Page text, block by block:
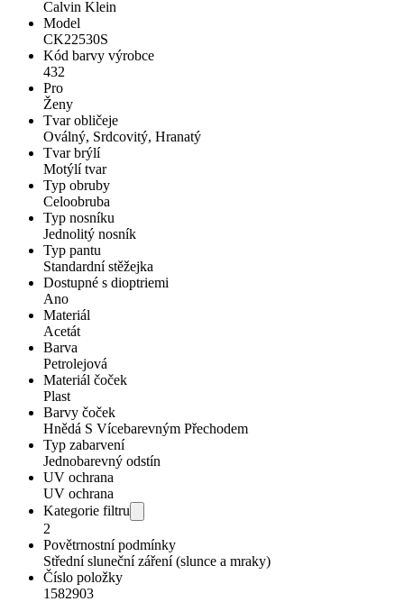
Calvin Klein
Model
CK22530S
Kód barvy výrobce
432
Pro
Ženy
Tvar obličeje
Oválný, Srdcovitý, Hranatý
Tvar brýlí
Motýlí tvar
Typ obruby
Celoobruba
Typ nosníku
Jednolitý nosník
Typ pantu
Standardní stěžejka
Dostupné s dioptriemi
Ano
Materiál
Acetát
Barva
Petrolejová
Materiál čoček
Plast
Barvy čoček
Hnědá S Vícebarevným Přechodem
Typ zabarvení
Jednobarevný odstín
UV ochrana
UV ochrana
Kategorie filtru
2
Povětrnostní podmínky
Střední sluneční záření (slunce a mraky)
Číslo položky
1582903